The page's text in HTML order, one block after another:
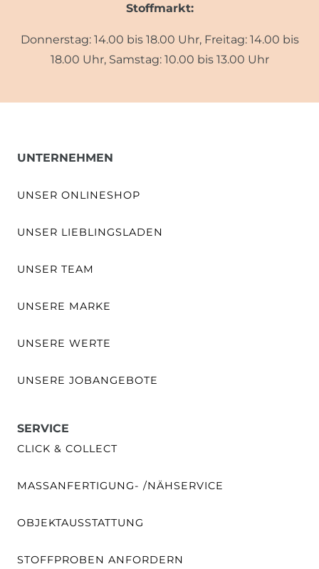
Stoffmarkt:
Donnerstag: 14.00 bis 18.00 Uhr, Freitag: 14.00 bis
18.00 Uhr, Samstag: 10.00 bis 13.00 Uhr
UNTERNEHMEN
UNSER ONLINESHOP
UNSER LIEBLINGSLADEN
UNSER TEAM
UNSERE MARKE
UNSERE WERTE
UNSERE JOBANGEBOTE
SERVICE
CLICK & COLLECT
MASSANFERTIGUNG- /NÄHSERVICE
OBJEKTAUSSTATTUNG
STOFFPROBEN ANFORDERN